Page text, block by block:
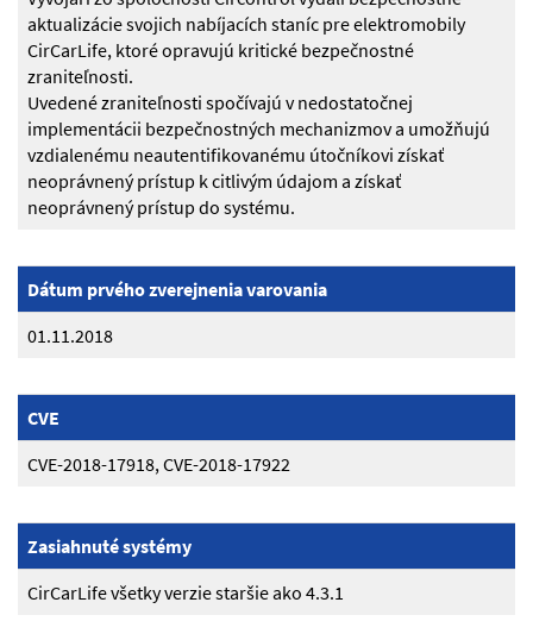
aktualizácie svojich nabíjacích staníc pre elektromobily
CirCarLife, ktoré opravujú kritické bezpečnostné
zraniteľnosti.
Uvedené zraniteľnosti spočívajú v nedostatočnej
implementácii bezpečnostných mechanizmov a umožňujú
vzdialenému neautentifikovanému útočníkovi získať
neoprávnený prístup k citlivým údajom a získať
neoprávnený prístup do systému.
Dátum prvého zverejnenia varovania
01.11.2018
CVE
CVE-2018-17918, CVE-2018-17922
Zasiahnuté systémy
CirCarLife všetky verzie staršie ako 4.3.1